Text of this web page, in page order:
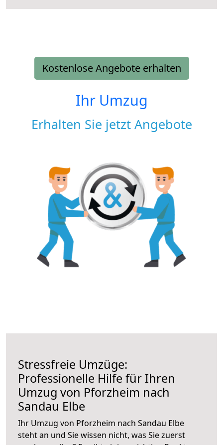
Kostenlose Angebote erhalten
Ihr Umzug
Erhalten Sie jetzt Angebote
Stressfreie Umzüge:
Professionelle Hilfe für Ihren
Umzug von Pforzheim nach
Sandau Elbe
Ihr Umzug von Pforzheim nach Sandau Elbe
steht an und Sie wissen nicht, was Sie zuerst